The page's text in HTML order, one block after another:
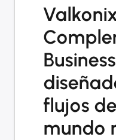
flujos
mundo